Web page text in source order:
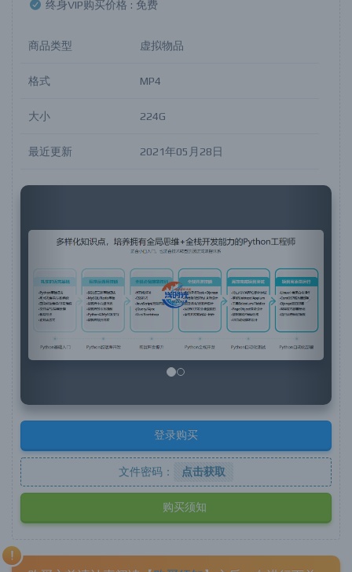
终身VIP购买价格 : 免费
商品类型 虚拟物品
格式 MP4
大小 224G
最近更新 2021年05月28日
i
o
u
s
登录购买
文件密码： 点击获取
购买须知